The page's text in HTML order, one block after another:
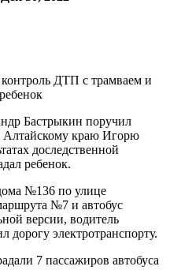
Бастрыкин поручил
краю Игорю
доследственной
ребенок.
№136 по улице
№7 и автобус
версии, водитель
дорогу электротранспорту.
7 пассажиров автобуса